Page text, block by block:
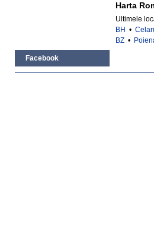
Facebook
Harta
Ultimele
BH •
BZ •